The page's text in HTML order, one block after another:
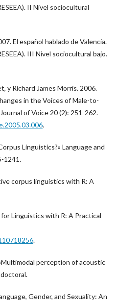
II Nivel sociocultural
El español hablado de Valencia.
III Nivel sociocultural bajo.
y Richard James Morris. 2006.
in the Voices of Male-to-
of Voice 20 (2): 251-262.
.
Linguistics?» Language and
1241.
corpus linguistics with R: A
Linguistics with R: A Practical
.
perception of acoustic
Gender, and Sexuality: An